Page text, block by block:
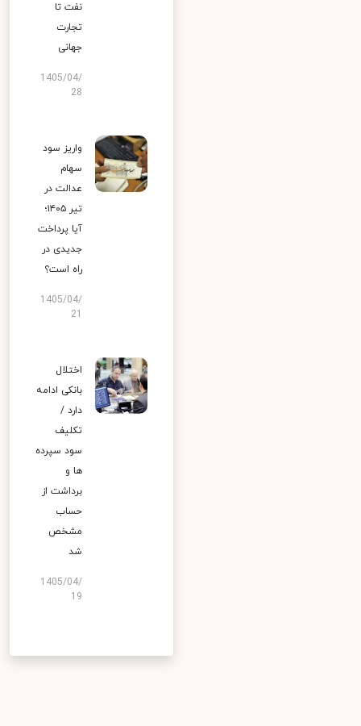
نفت تا
تجارت
جهانی
1405/04/
28
واریز سود
سهام
عدالت در
تیر ۱۴۰۵؛
آیا پرداخت
جدیدی در
راه است؟
1405/04/
اختلال
بانکی ادامه
دارد /
تکلیف
سود سپرده
ها و
برداشت از
حساب
مشخص
شد
1405/04/
19